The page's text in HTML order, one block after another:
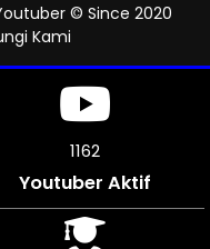
© Since 2020
Kami
1286
Youtuber Aktif